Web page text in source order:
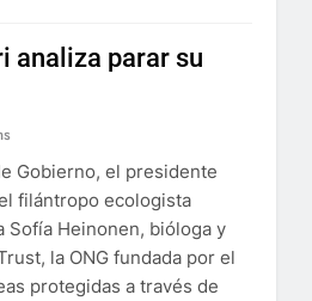
analiza parar su
Gobierno, el presidente
filántropo ecologista
Sofía Heinonen, bióloga y
la ONG fundada por el
protegidas a través de